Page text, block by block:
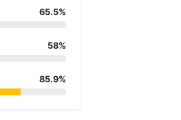
65.5%
58%
85.9%